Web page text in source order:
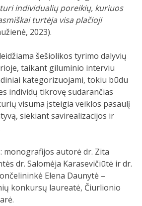
individualių poreikių, kuriuos
turtėja visa plačioji
2023).
šešiolikos tyrimo dalyvių
taikant giluminio interviu
kategorizuojami, tokiu būdu
individų tikrovę sudarančias
visuma įsteigia veiklos pasaulį
siekiant savirealizacijos ir
monografijos autorė dr. Zita
dr. Salomėja Karasevičiūtė ir dr.
Elena Daunytė –
konkursų laureatė, Čiurlionio